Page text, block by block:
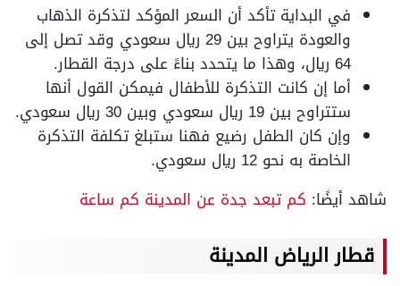
في البداية تأكد أن السعر المؤكد لتذكرة الذهاب
والعودة يتراوح بين 29 ريال سعودي وقد تصل إلى
64 ريال، وهذا ما يتحدد بناءً على درجة القطار.
أما إن كانت التذكرة للأطفال فيمكن القول أنها
ستتراوح بين 19 ريال سعودي وبين 30 ريال سعودي.
وإن كان الطفل رضيع فهنا ستبلغ تكلفة التذكرة
الخاصة به نحو 12 ريال سعودي.
شاهد أيضًا: كم تبعد جدة عن المدينة كم ساعة
قطار الرياض المدينة